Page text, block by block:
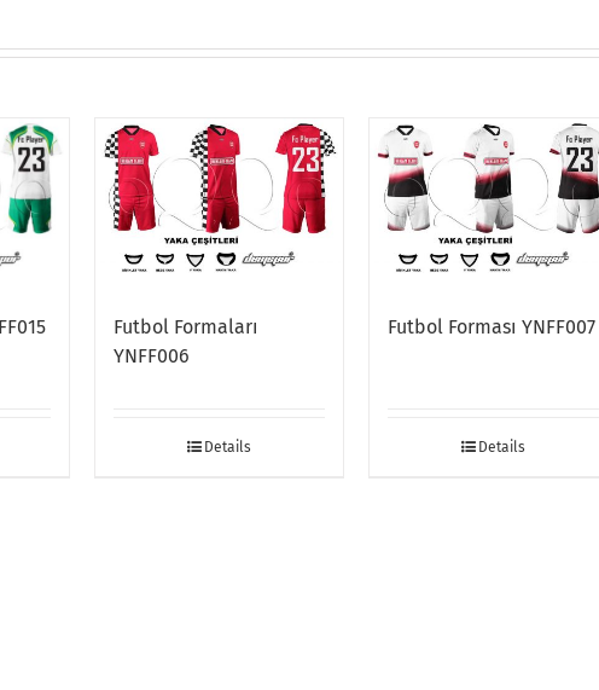
Futbol Formaları
YNFF006
Details
Futbol Forması YNFF007
Details